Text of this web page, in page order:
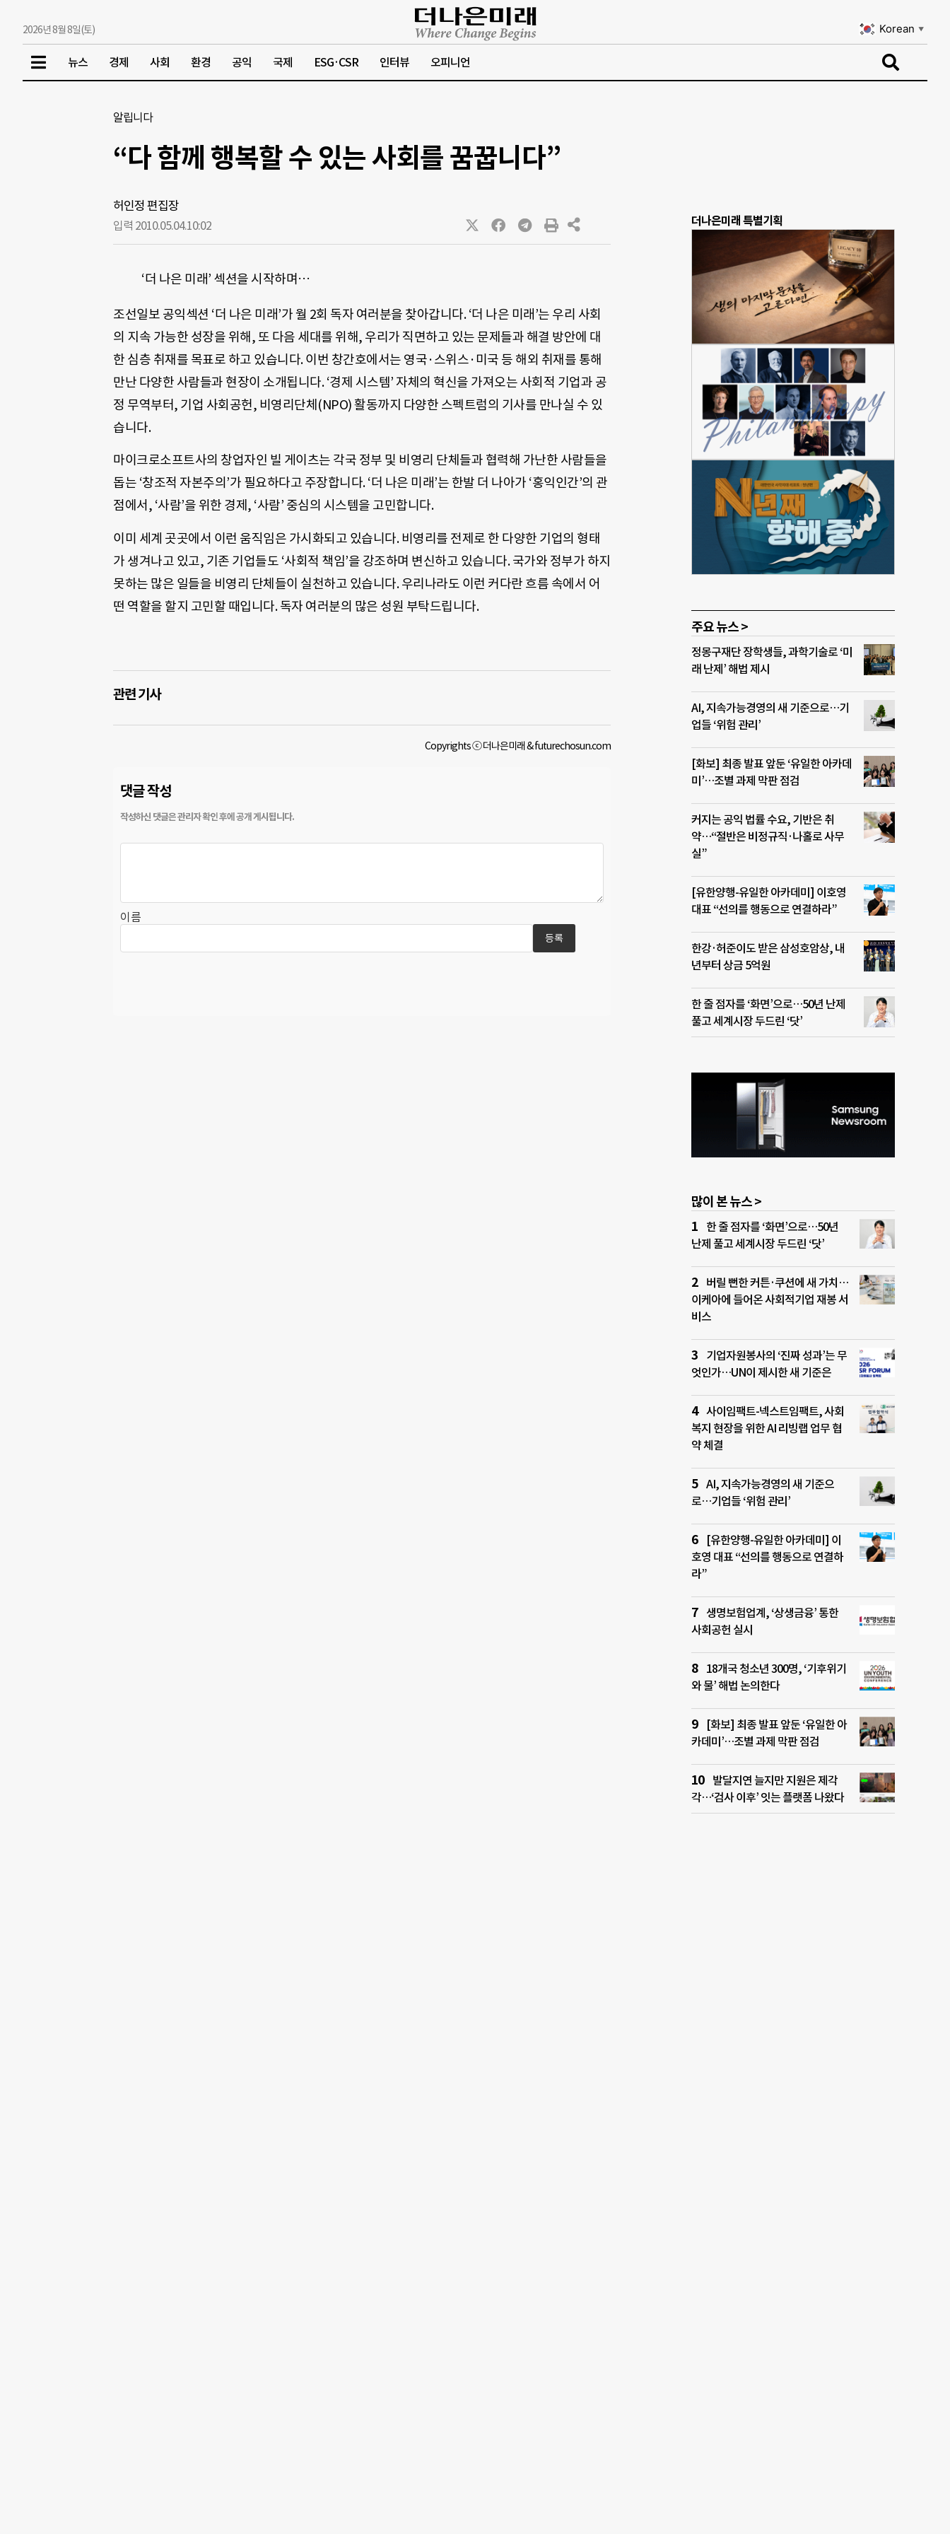
2026년 8월 8일(토) Korean ▼
뉴스 경제 사회 환경 공익 국제 ESG·CSR 인터뷰 오피니언
알립니다
“다 함께 행복할 수 있는 사회를 꿈꿉니다”
허인정 편집장
입력 2010.05.04.10:02
‘더 나은 미래’ 섹션을 시작하며…
조선일보 공익섹션 ‘더 나은 미래’가 월 2회 독자 여러분을 찾아갑니다. ‘더 나은 미래’는 우리 사회
의 지속 가능한 성장을 위해, 또 다음 세대를 위해, 우리가 직면하고 있는 문제들과 해결 방안에 대
한 심층 취재를 목표로 하고 있습니다. 이번 창간호에서는 영국·스위스·미국 등 해외 취재를 통해
만난 다양한 사람들과 현장이 소개됩니다. ‘경제 시스템’ 자체의 혁신을 가져오는 사회적 기업과 공
정 무역부터, 기업 사회공헌, 비영리단체(NPO) 활동까지 다양한 스펙트럼의 기사를 만나실 수 있
습니다.
마이크로소프트사의 창업자인 빌 게이츠는 각국 정부 및 비영리 단체들과 협력해 가난한 사람들을
돕는 ‘창조적 자본주의’가 필요하다고 주장합니다. ‘더 나은 미래’는 한발 더 나아가 ‘홍익인간’의 관
점에서, ‘사람’을 위한 경제, ‘사람’ 중심의 시스템을 고민합니다.
이미 세계 곳곳에서 이런 움직임은 가시화되고 있습니다. 비영리를 전제로 한 다양한 기업의 형태
가 생겨나고 있고, 기존 기업들도 ‘사회적 책임’을 강조하며 변신하고 있습니다. 국가와 정부가 하지
못하는 많은 일들을 비영리 단체들이 실천하고 있습니다. 우리나라도 이런 커다란 흐름 속에서 어
떤 역할을 할지 고민할 때입니다. 독자 여러분의 많은 성원 부탁드립니다.
관련 기사
Copyrights ⓒ 더나은미래 & futurechosun.com
댓글 작성
이름
더나은미래 특별기획
주요 뉴스 >
정몽구재단 장학생들, 과학기술로 ‘미
래 난제’ 해법 제시
AI, 지속가능경영의 새 기준으로…기
업들 ‘위험 관리’
[화보] 최종 발표 앞둔 ‘유일한 아카데
미’…조별 과제 막판 점검
커지는 공익 법률 수요, 기반은 취
약…“절반은 비정규직·나홀로 사무
실”
[유한양행-유일한 아카데미] 이호영
대표 “선의를 행동으로 연결하라”
한강·허준이도 받은 삼성호암상, 내
년부터 상금 5억원
한 줄 점자를 ‘화면’으로…50년 난제
풀고 세계시장 두드린 ‘닷’
많이 본 뉴스 >
한 줄 점자를 ‘화면’으로…50년
난제 풀고 세계시장 두드린 ‘닷’
버릴 뻔한 커튼·쿠션에 새 가치…
이케아에 들어온 사회적기업 재봉 서
비스
기업자원봉사의 ‘진짜 성과’는 무
엇인가…UN이 제시한 새 기준은
사이임팩트-넥스트임팩트, 사회
복지 현장을 위한 AI 리빙랩 업무 협
약 체결
AI, 지속가능경영의 새 기준으
로…기업들 ‘위험 관리’
[유한양행-유일한 아카데미] 이
호영 대표 “선의를 행동으로 연결하
라”
생명보험업계, ‘상생금융’ 통한
사회공헌 실시
18개국 청소년 300명, ‘기후위기
와 물’ 해법 논의한다
[화보] 최종 발표 앞둔 ‘유일한 아
카데미’…조별 과제 막판 점검
발달지연 늘지만 지원은 제각
각…‘검사 이후’ 잇는 플랫폼 나왔다